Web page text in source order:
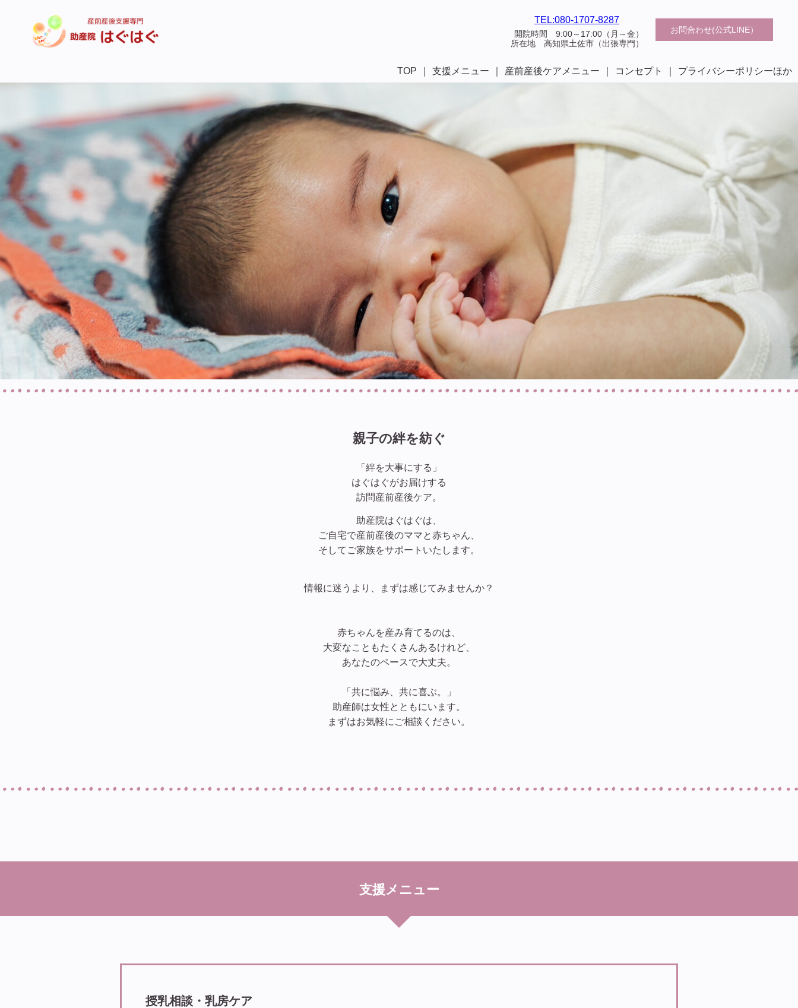
TEL:080-1707-8287
開院時間 9:00～17:00（月～金）
所在地 高知県土佐市（出張専門）
お問合わせ(公式LINE）
TOP 支援メニュー 産前産後ケアメニュー コンセプト プライバシーポリシーほか
親子の絆を紡ぐ
「絆を大事にする」
はぐはぐがお届けする
訪問産前産後ケア。
助産院はぐはぐは、
ご自宅で産前産後のママと赤ちゃん、
そしてご家族をサポートいたします。
情報に迷うより、まずは感じてみませんか？
赤ちゃんを産み育てるのは、
大変なこともたくさんあるけれど、
あなたのペースで大丈夫。
「共に悩み、共に喜ぶ。」
助産師は女性とともにいます。
まずはお気軽にご相談ください。
支援メニュー
授乳相談・乳房ケア